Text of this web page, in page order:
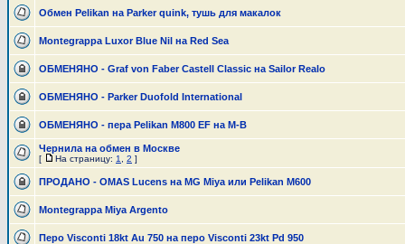
Обмен Pelikan на Parker quink, тушь для макалок
Montegrappa Luxor Blue Nil на Red Sea
ОБМЕНЯНО - Graf von Faber Castell Classic на Sailor Realo
ОБМЕНЯНО - Parker Duofold International
ОБМЕНЯНО - пера Pelikan M800 EF на M-B
Чернила на обмен в Москве
[ На страницу: 1 2 ]
ПРОДАНО - OMAS Lucens на MG Miya или Pelikan M600
Montegrappa Miya Argento
Перо Visconti 18kt Au 750 на перо Visconti 23kt Pd 950